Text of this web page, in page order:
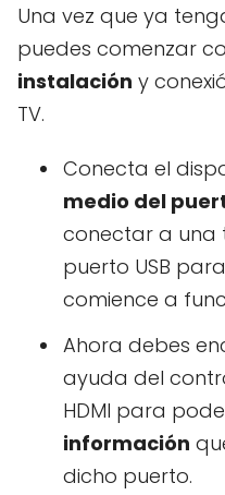
Una vez que ya
puedes comenzar
instalación y
TV.
Conecta el
medio del
conectar a una
puerto USB
comience a
Ahora debes
ayuda del
HDMI para
información
dicho puerto.